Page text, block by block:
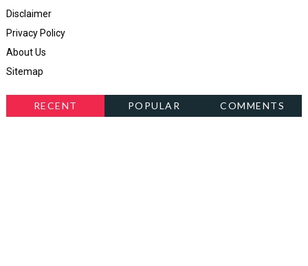
Disclaimer
Privacy Policy
About Us
Sitemap
RECENT POPULAR COMMENTS